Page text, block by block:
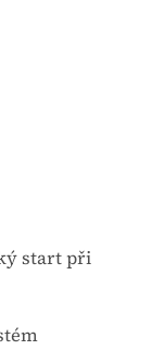
start při